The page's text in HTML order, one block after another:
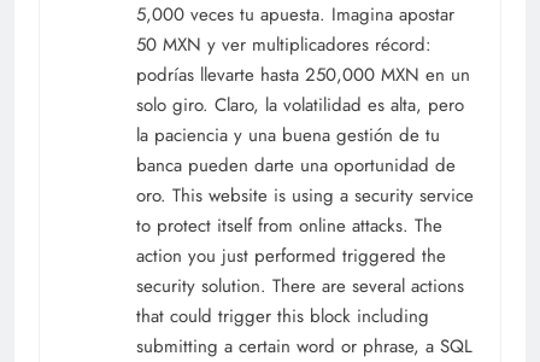
5,000 veces tu apuesta. Imagina apostar
50 MXN y ver multiplicadores récord:
podrías llevarte hasta 250,000 MXN en un
solo giro. Claro, la volatilidad es alta, pero
la paciencia y una buena gestión de tu
banca pueden darte una oportunidad de
oro. This website is using a security service
to protect itself from online attacks. The
action you just performed triggered the
security solution. There are several actions
that could trigger this block including
submitting a certain word or phrase, a SQL